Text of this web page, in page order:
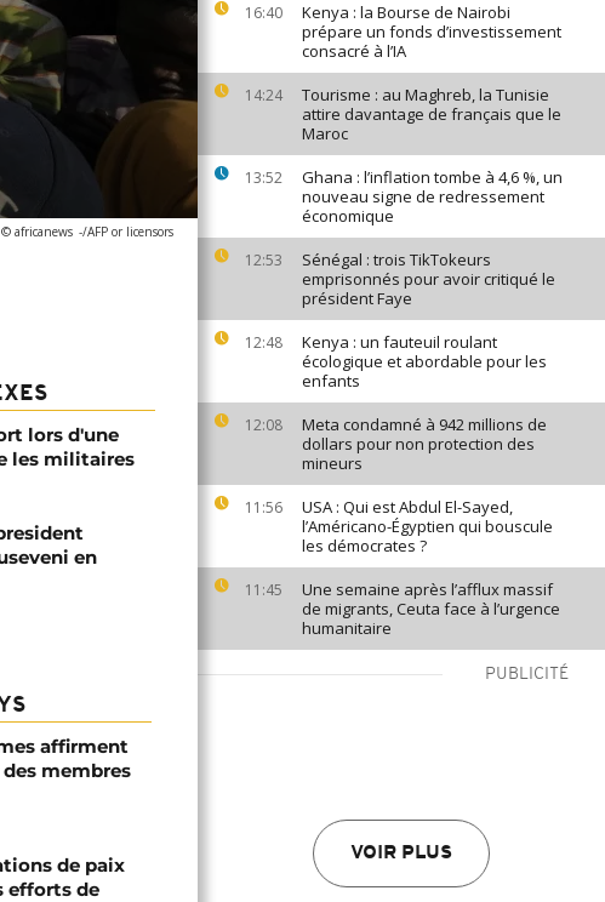
16:40
Kenya : la Bourse de Nairobi
prépare un fonds d’investissement
consacré à l’IA
14:24
Tourisme : au Maghreb, la Tunisie
attire davantage de français que le
Maroc
13:52
Ghana : l’inflation tombe à 4,6 %, un
nouveau signe de redressement
économique
12:53
Sénégal : trois TikTokeurs
emprisonnés pour avoir critiqué le
président Faye
12:48
Kenya : un fauteuil roulant
écologique et abordable pour les
enfants
12:08
Meta condamné à 942 millions de
dollars pour non protection des
mineurs
11:56
USA : Qui est Abdul El-Sayed,
l’Américano-Égyptien qui bouscule
les démocrates ?
11:45
Une semaine après l’afflux massif
de migrants, Ceuta face à l’urgence
humanitaire
PUBLICITÉ
VOIR PLUS
africanews -/AFP or licensors
lors d'une
les militaires
en
affirment
membres
de paix
efforts de